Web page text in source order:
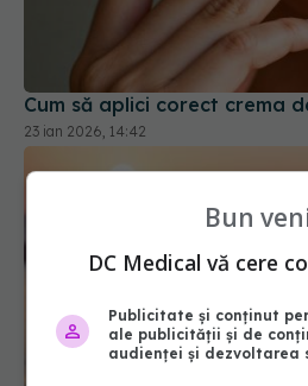
Cum să aplici corect crema
23 ian 2026, 14:42
Bun
DC Medical vă cere
Publicitate și conținut
ale publicității și de
audienței și dezvoltarea